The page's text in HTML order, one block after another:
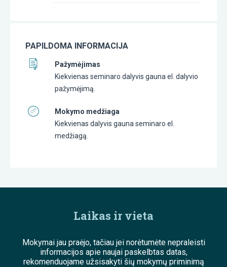
PAPILDOMA INFORMACIJA
Pažymėjimas
Kiekvienas seminaro dalyvis gauna el. dalyvio
pažymėjimą.
Mokymo medžiaga
Kiekvienas dalyvis gauna seminaro el.
medžiagą.
Laikas ir vieta
Mokymai jau praėjo, tačiau jei norėtumėte nepraleisti
informacijos apie naujai paskelbtas datas,
rekomenduojame užsisakyti šių mokymų priminimą